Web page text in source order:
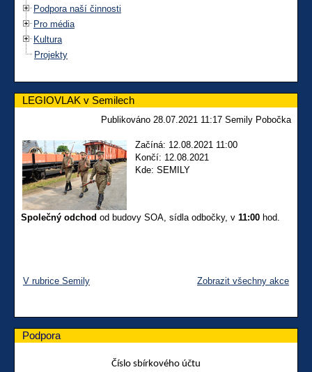
Podpora naší činnosti
Pro média
Kultura
Projekty
LEGIOVLAK v Semilech
Publikováno 28.07.2021 11:17 Semily Pobočka
Začíná: 12.08.2021 11:00
Končí: 12.08.2021
Kde: SEMILY
Společný odchod od budovy SOA, sídla odbočky, v 11:00 hod.
V rubrice Semily Zobrazit všechny akce
Podpora
Číslo sbírkového účtu